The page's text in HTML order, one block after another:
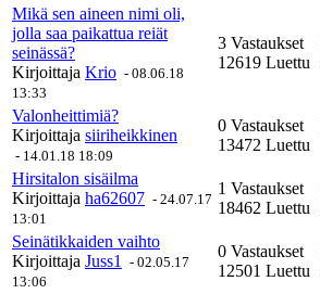
Mikä sen aineen nimi oli,
jolla saa paikattua reiät
seinässä?
Kirjoittaja Krio - 08.06.18
13:33
3 Vastaukset
12619 Luettu
Valonheittimiä?
Kirjoittaja siiriheikkinen
- 14.01.18 18:09
0 Vastaukset
13472 Luettu
Hirsitalon sisäilma
Kirjoittaja ha62607 - 24.07.17
13:01
1 Vastaukset
18462 Luettu
Seinätikkaiden vaihto
Kirjoittaja Juss1 - 02.05.17
13:06
0 Vastaukset
12501 Luettu